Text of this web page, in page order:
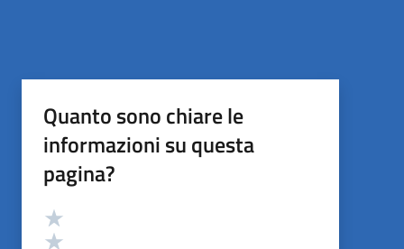
Quanto sono chiare le
informazioni su questa
pagina?
Valutazione